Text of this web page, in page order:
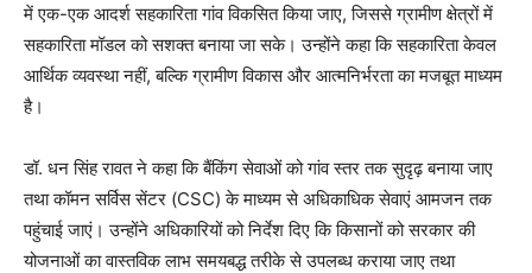
में एक-एक आदर्श सहकारिता गांव विकसित किया जाए, जिससे ग्रामीण क्षेत्रों में
सहकारिता मॉडल को सशक्त बनाया जा सके। उन्होंने कहा कि सहकारिता केवल
आर्थिक व्यवस्था नहीं, बल्कि ग्रामीण विकास और आत्मनिर्भरता का मजबूत माध्यम
है।
डॉ. धन सिंह रावत ने कहा कि बैंकिंग सेवाओं को गांव स्तर तक सुदृढ़ बनाया जाए
तथा कॉमन सर्विस सेंटर (CSC) के माध्यम से अधिकाधिक सेवाएं आमजन तक
पहुंचाई जाएं। उन्होंने अधिकारियों को निर्देश दिए कि किसानों को सरकार की
योजनाओं का वास्तविक लाभ समयबद्ध तरीके से उपलब्ध कराया जाए तथा